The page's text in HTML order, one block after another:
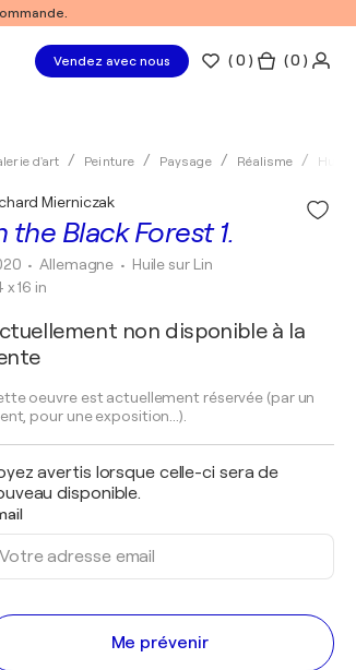
Vendez avec nous (0 ) ( 0 )
d'art Peinture Paysage Réalisme Huile
the Black Forest 1.
Mierniczak
• Allemagne • Huile sur Lin
x 16 in
non disponible à la
oeuvre est actuellement réservée (par un
pour une exposition...).
avertis lorsque celle-ci sera de
disponible.
Me prévenir